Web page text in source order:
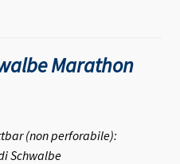
Marathon
(non perforabile):
Schwalbe